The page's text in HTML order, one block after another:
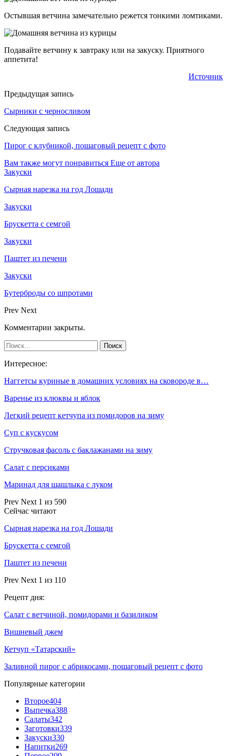
Остывшая ветчина замечательно режется тонкими ломтиками.
Подавайте ветчину к завтраку или на закуску. Приятного
аппетита!
Источник
Предыдущая запись
Сырники с черносливом
Следующая запись
Пирог с клубникой, пошаговый рецепт с фото
Вам также могут понравиться Еще от автора
Закуски
Сырная нарезка на год Лошади
Закуски
Брускетта с семгой
Закуски
Паштет из печени
Закуски
Бутерброды со шпротами
Prev Next
Комментарии закрыты.
Интересное:
Наггетсы куриные в домашних условиях на сковороде в…
Варенье из клюквы и яблок
Легкий рецепт кетчупа из помидоров на зиму
Суп с кускусом
Стручковая фасоль с баклажанами на зиму
Салат с персиками
Маринад для шашлыка с луком
Prev Next 1 из 590
Сейчас читают
Сырная нарезка на год Лошади
Брускетта с семгой
Паштет из печени
Prev Next 1 из 110
Рецепт дня:
Салат с ветчиной, помидорами и базиликом
Вишневый джем
Кетчуп «Татарский»
Заливной пирог с абрикосами, пошаговый рецепт с фото
Популярные категории
Второе404
Выпечка388
Салаты342
Заготовки339
Закуски330
Напитки269